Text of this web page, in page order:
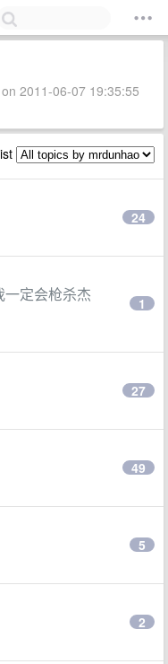
2011-06-07 19:35:55
24
定会枪杀杰
1
27
49
5
2